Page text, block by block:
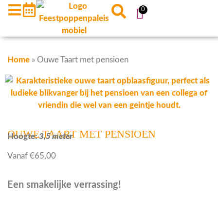
0
Home » Ouwe Taart met pensioen
OUWE TAART MET PENSIOEN
Hoogte:3,5 meter
Vanaf €65,00
Een smakelijke verrassing!